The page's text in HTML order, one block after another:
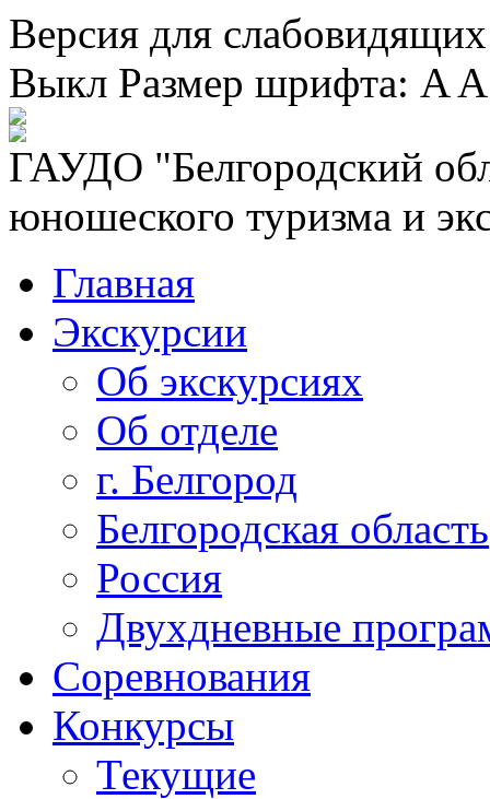
Версия для
Выкл Размер шрифта: A A
ГАУДО "Белгородский
юношеского туризма и
Главная
Экскурсии
Об экскурсиях
Об отделе
г. Белгород
Белгородская область
Россия
Двухдневные
Соревнования
Конкурсы
Текущие